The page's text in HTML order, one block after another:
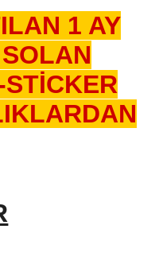
1 AY